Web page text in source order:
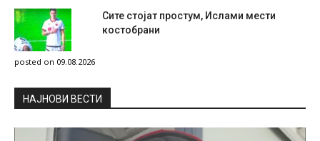
Сите стојат простум, Ислами мести
костобрани
posted on 09.08.2026
НAЈНОВИ ВЕСТИ